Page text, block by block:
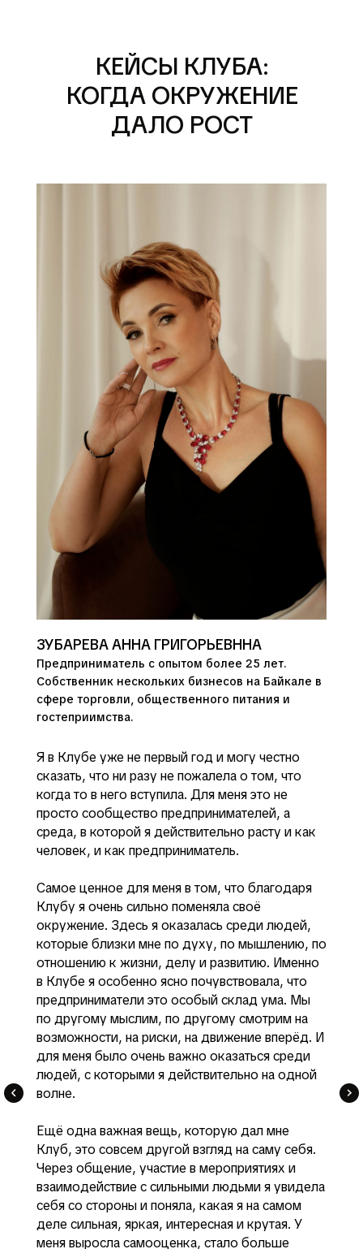
КЕЙСЫ КЛУБА:
КОГДА ОКРУЖЕНИЕ
ДАЛО РОСТ
ЗУБАРЕВА АННА ГРИГОРЬЕВННА
Предприниматель с опытом более 25 лет.
Собственник нескольких бизнесов на Байкале в
сфере торговли, общественного питания и
гостеприимства.
Я в Клубе уже не первый год и могу честно
сказать, что ни разу не пожалела о том, что
когда то в него вступила. Для меня это не
просто сообщество предпринимателей, а
среда, в которой я действительно расту и как
человек, и как предприниматель.
Самое ценное для меня в том, что благодаря
Клубу я очень сильно поменяла своё
окружение. Здесь я оказалась среди людей,
которые близки мне по духу, по мышлению, по
отношению к жизни, делу и развитию. Именно
в Клубе я особенно ясно почувствовала, что
предприниматели это особый склад ума. Мы
по другому мыслим, по другому смотрим на
возможности, на риски, на движение вперёд. И
для меня было очень важно оказаться среди
людей, с которыми я действительно на одной
волне.
Ещё одна важная вещь, которую дал мне
Клуб, это совсем другой взгляд на саму себя.
Через общение, участие в мероприятиях и
взаимодействие с сильными людьми я увидела
себя со стороны и поняла, какая я на самом
деле сильная, яркая, интересная и крутая. У
меня выросла самооценка, стало больше